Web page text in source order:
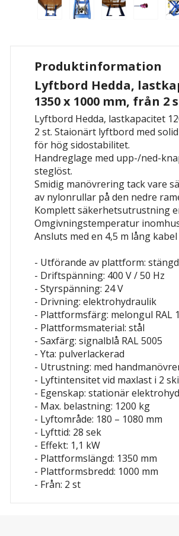
Produktinformation
Lyftbord Hedda,
1350 x 1000 mm, från 2
Lyftbord Hedda, lastkapacitet
2 st. Staionärt lyftbord med
för hög sidostabilitet.
Handreglage med upp-/ned-
steglöst.
Smidig manövrering tack vare
av nylonrullar på den nedre
Komplett säkerhetsutrustning
Omgivningstemperatur inomhus
Ansluts med en 4,5 m lång
- Utförande av plattform:
- Driftspänning: 400 V / 50 Hz
- Styrspänning: 24 V
- Drivning: elektrohydraulik
- Plattformsfärg: melongul RAL
- Plattformsmaterial: stål
- Saxfärg: signalblå RAL 5005
- Yta: pulverlackerad
- Utrustning: med
- Lyftintensitet vid maxlast i 2
- Egenskap: stationär
- Max. belastning: 1200 kg
- Lyftområde: 180 – 1080 mm
- Lyfttid: 28 sek
- Effekt: 1,1 kW
- Plattformslängd: 1350 mm
- Plattformsbredd: 1000 mm
- Från: 2 st